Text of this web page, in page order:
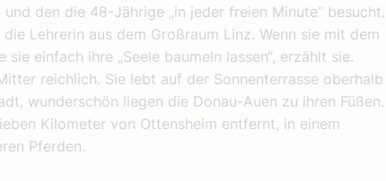
den die 48-Jährige „in jeder freien Minute“ besucht.
Lehrerin aus dem Großraum Linz. Wenn sie mit dem
einfach ihre „Seele baumeln lassen“, erzählt sie.
reichlich. Sie lebt auf der Sonnenterrasse oberhalb
wunderschön liegen die Donau-Auen zu ihren Füßen.
Kilometer von Ottensheim entfernt, in einem
Pferden.